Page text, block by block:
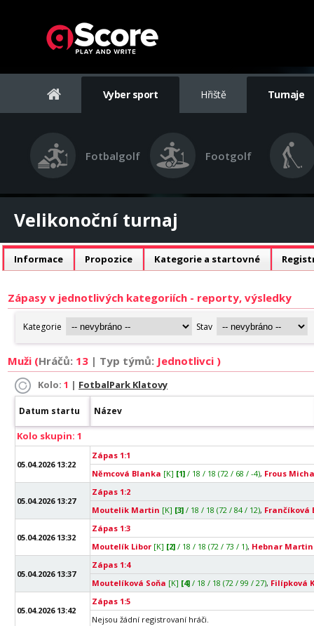
Vyber sport Hřiště Turnaje
Fotbalgolf Footgolf
Velikonoční turnaj
Informace Propozice Kategorie a startovné
Zápasy v jednotlivých kategoriích - reporty, výsledky
Muži (Hráčů: 13 | Typ týmů: Jednotlivci )
Kolo: 1 | FotbalPark Klatovy
Datum startu Název
Kolo skupin: 1
05.04.2026 13:22
Zápas 1:1
Němcová Blanka [K] [1] / 18 / 18 (72 / 68 / -4), Frous
05.04.2026 13:27
Zápas 1:2
Moutelik Martin [K] [3] / 18 / 18 (72 / 84 / 12), Frančíková
05.04.2026 13:32
Zápas 1:3
Moutelík Libor [K] [2] / 18 / 18 (72 / 73 / 1), Hebnar Martin
05.04.2026 13:37
Zápas 1:4
Moutelíková Soňa [K] [4] / 18 / 18 (72 / 99 / 27), Filípková
05.04.2026 13:42
Zápas 1:5
Nejsou žádní registrovaní hráči.